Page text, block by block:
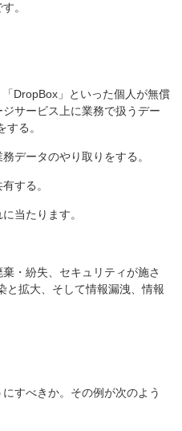
。
DropBox」といった個人が無償
サービス上に業務で扱うデー
る。
データのやり取りをする。
する。
当たります。
・紛失、セキュリティが施さ
と拡大、そして情報漏洩、情報
すべきか。その例が次のよう